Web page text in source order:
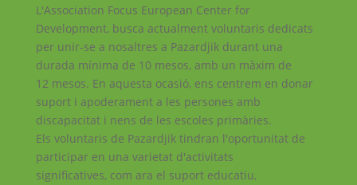
L'Association Focus European Center for
Development, busca actualment voluntaris dedicats
per unir-se a nosaltres a Pazardjik durant una
durada mínima de 10 mesos, amb un màxim de
12 mesos. En aquesta ocasió, ens centrem en donar
suport i apoderament a les persones amb
discapacitat i nens de les escoles primàries.
Els voluntaris de Pazardjik tindran l'oportunitat de
participar en una varietat d'activitats
significatives, com ara el suport educatiu,